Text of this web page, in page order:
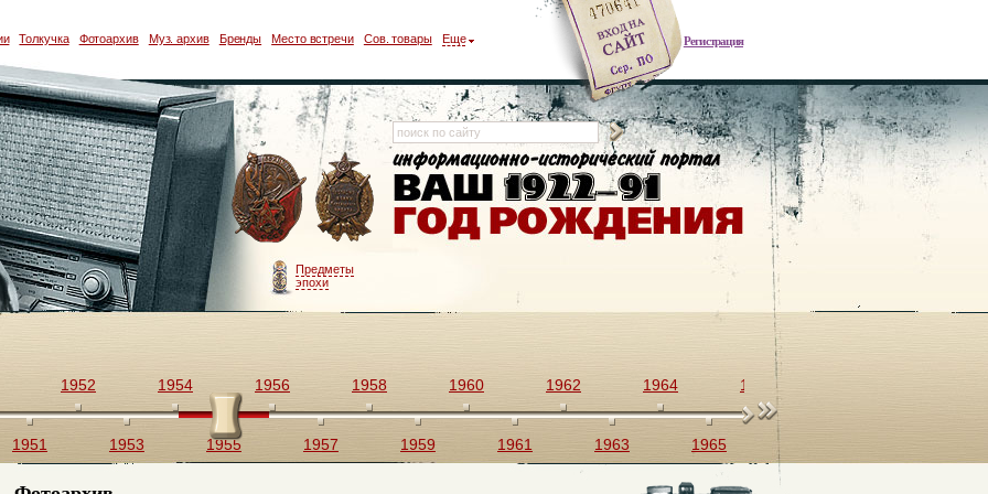
Регистрация
Толкучка Фотоархив Муз. архив Бренды Место встречи Сов. товары Еще
Предметы
эпохи
1951
1952
1953
1954
1955
1956
1957
1958
1959
1960
1961
1962
1963
1964
1965
1966